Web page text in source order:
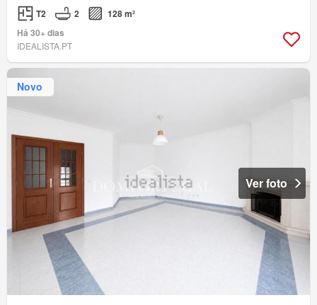
T2 2
128 m²
Há 30+ dias
IDEALISTA.PT
Novo
Ver foto